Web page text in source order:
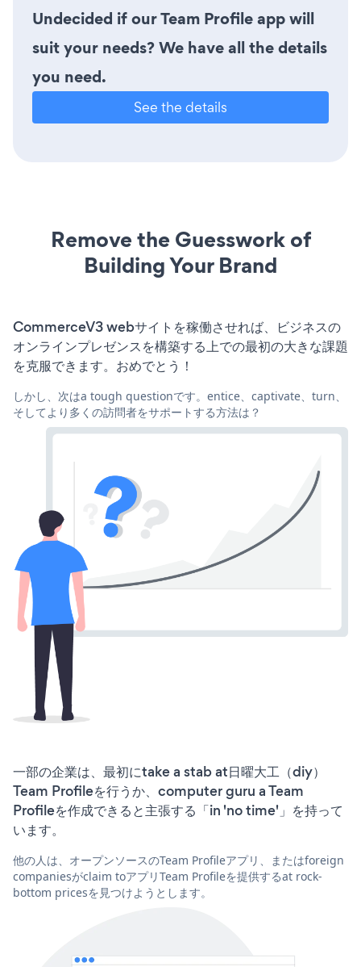
Undecided if our Team Profile app will
suit your needs? We have all the details
you need.
See the details
Remove the Guesswork of
Building Your Brand
CommerceV3 webサイトを稼働させれば、ビジネスの
オンラインプレゼンスを構築する上での最初の大きな課題
を克服できます。おめでとう！
しかし、次はa tough questionです。entice、captivate、turn、
そしてより多くの訪問者をサポートする方法は？
一部の企業は、最初にtake a stab at日曜大工（diy）
Team Profileを行うか、computer guru a Team
Profileを作成できると主張する「in 'no time'」を持って
います。
他の人は、オープンソースのTeam Profileアプリ、またはforeign
companiesがclaim toアプリTeam Profileを提供するat rock-
bottom pricesを見つけようとします。